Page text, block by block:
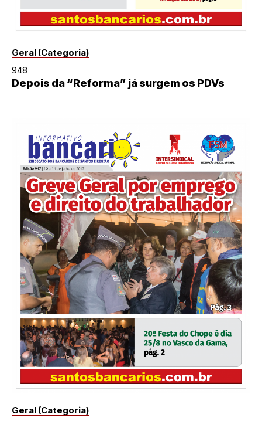
Geral (Categoria)
948
Depois da “Reforma” já surgem os PDVs
Geral (Categoria)